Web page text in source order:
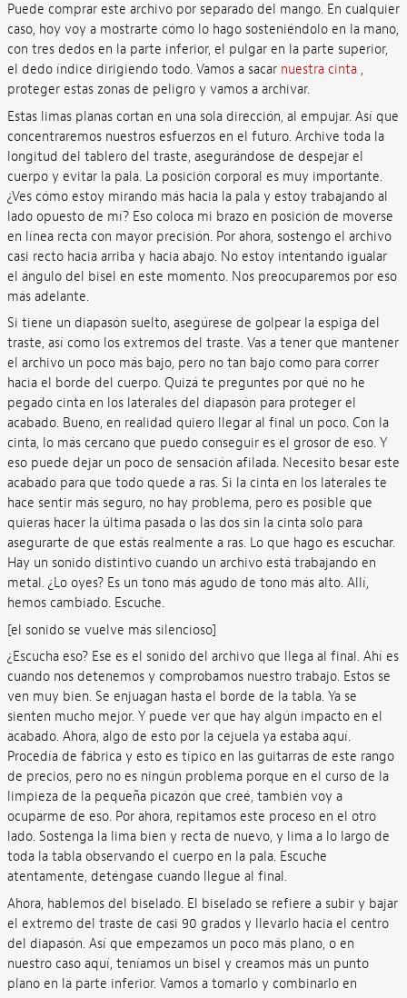
Puede comprar este archivo por separado del mango. En cualquier
caso, hoy voy a mostrarte cómo lo hago sosteniéndolo en la mano,
con tres dedos en la parte inferior, el pulgar en la parte superior,
el dedo índice dirigiendo todo. Vamos a sacar nuestra cinta,
proteger estas zonas de peligro y vamos a archivar.
Estas limas planas cortan en una sola dirección, al empujar. Así que
concentraremos nuestros esfuerzos en el futuro. Archive toda la
longitud del tablero del traste, asegurándose de despejar el
cuerpo y evitar la pala. La posición corporal es muy importante.
¿Ves cómo estoy mirando más hacia la pala y estoy trabajando al
lado opuesto de mí? Eso coloca mi brazo en posición de moverse
en línea recta con mayor precisión. Por ahora, sostengo el archivo
casi recto hacia arriba y hacia abajo. No estoy intentando igualar
el ángulo del bisel en este momento. Nos preocuparemos por eso
más adelante.
Si tiene un diapasón suelto, asegúrese de golpear la espiga del
traste, así como los extremos del traste. Vas a tener que mantener
el archivo un poco más bajo, pero no tan bajo como para correr
hacia el borde del cuerpo. Quizá te preguntes por qué no he
pegado cinta en los laterales del diapasón para proteger el
acabado. Bueno, en realidad quiero llegar al final un poco. Con la
cinta, lo más cercano que puedo conseguir es el grosor de eso. Y
eso puede dejar un poco de sensación afilada. Necesito besar este
acabado para que todo quede a ras. Si la cinta en los laterales te
hace sentir más seguro, no hay problema, pero es posible que
quieras hacer la última pasada o las dos sin la cinta solo para
asegurarte de que estás realmente a ras. Lo que hago es escuchar.
Hay un sonido distintivo cuando un archivo está trabajando en
metal. ¿Lo oyes? Es un tono más agudo de tono más alto. Allí,
hemos cambiado. Escuche.
[el sonido se vuelve más silencioso]
¿Escucha eso? Ese es el sonido del archivo que llega al final. Ahí es
cuando nos detenemos y comprobamos nuestro trabajo. Estos se
ven muy bien. Se enjuagan hasta el borde de la tabla. Ya se
sienten mucho mejor. Y puede ver que hay algún impacto en el
acabado. Ahora, algo de esto por la cejuela ya estaba aquí.
Procedía de fábrica y esto es típico en las guitarras de este rango
de precios, pero no es ningún problema porque en el curso de la
limpieza de la pequeña picazón que creé, también voy a
ocuparme de eso. Por ahora, repitamos este proceso en el otro
lado. Sostenga la lima bien y recta de nuevo, y lima a lo largo de
toda la tabla observando el cuerpo en la pala. Escuche
atentamente, deténgase cuando llegue al final.
Ahora, hablemos del biselado. El biselado se refiere a subir y bajar
el extremo del traste de casi 90 grados y llevarlo hacia el centro
del diapasón. Así que empezamos un poco más plano, o en
nuestro caso aquí, teníamos un bisel y creamos más un punto
plano en la parte inferior. Vamos a tomarlo y combinarlo en